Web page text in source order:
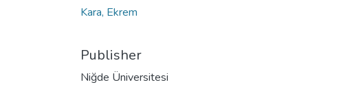
Kara, Ekrem
Publisher
Niğde Üniversitesi